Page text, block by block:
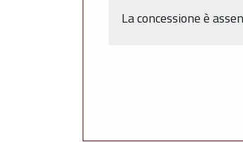
La concessione è